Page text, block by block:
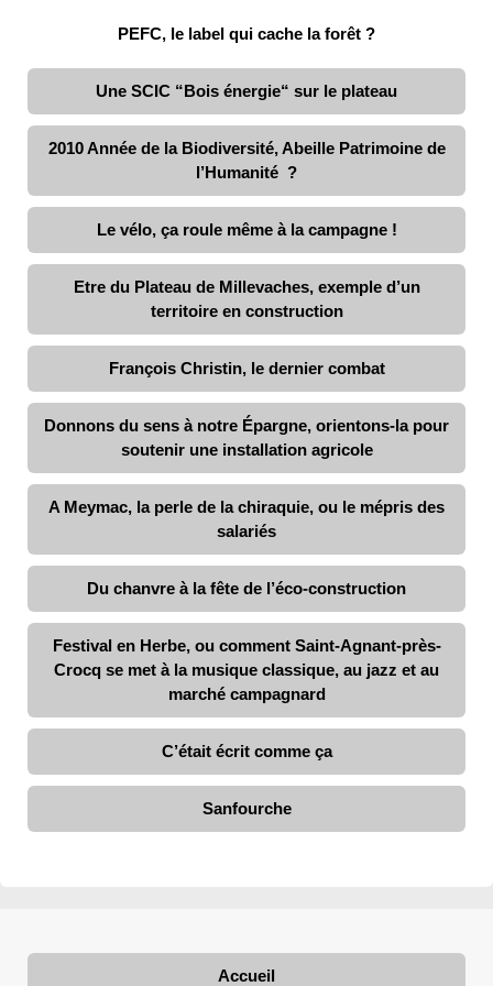
PEFC, le label qui cache la forêt ?
Une SCIC “Bois énergie“ sur le plateau
2010 Année de la Biodiversité, Abeille Patrimoine de
l’Humanité ?
Le vélo, ça roule même à la campagne !
Etre du Plateau de Millevaches, exemple d’un
territoire en construction
François Christin, le dernier combat
Donnons du sens à notre Épargne, orientons-la pour
soutenir une installation agricole
A Meymac, la perle de la chiraquie, ou le mépris des
salariés
Du chanvre à la fête de l’éco-construction
Festival en Herbe, ou comment Saint-Agnant-près-
Crocq se met à la musique classique, au jazz et au
marché campagnard
C’était écrit comme ça
Sanfourche
Accueil